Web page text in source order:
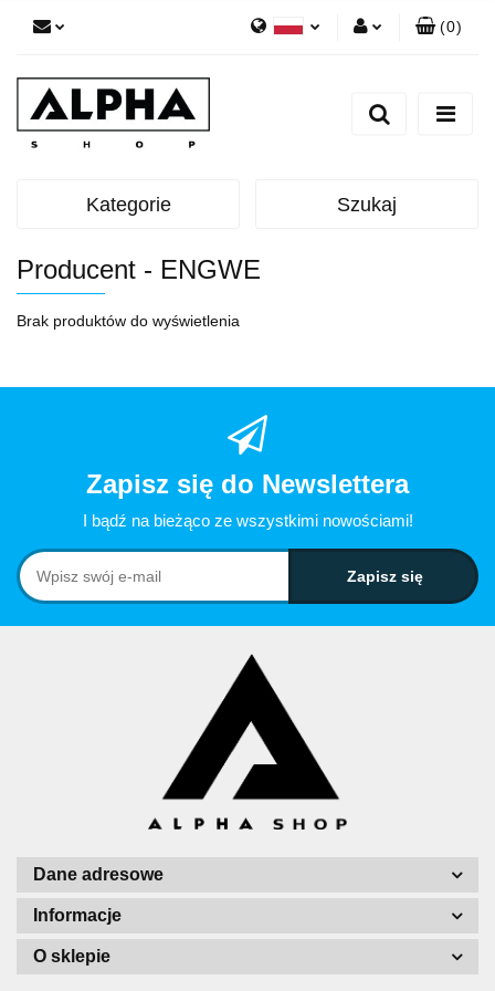
Zarejestruj się
(0)
Kategorie Szukaj
Producent - ENGWE
Brak produktów do wyświetlenia
Zapisz się do Newslettera
I bądź na bieżąco ze wszystkimi nowościami!
Dane adresowe
Informacje
O sklepie